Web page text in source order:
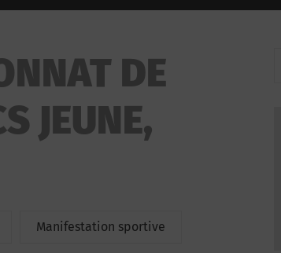
DE
JEUNE,
Manifestation sportive